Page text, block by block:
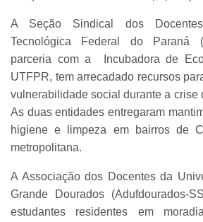
A Seção Sindical dos
Tecnológica Federal do Paraná
parceria com a Incubadora de
UTFPR, tem arrecadado recursos
vulnerabilidade social durante a crise
As duas entidades entregaram
higiene e limpeza em bairros de
metropolitana.
A Associação dos Docentes da
Grande Dourados (Adufdourados-
estudantes residentes em